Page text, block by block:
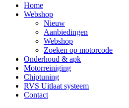
Home
Webshop
Nieuw
Aanbiedingen
Webshop
Zoeken op motorcode
Onderhoud & apk
Motorreiniging
Chiptuning
RVS Uitlaat systeem
Contact